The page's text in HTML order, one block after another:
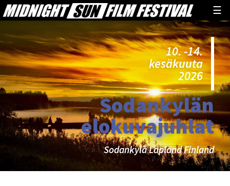
☰
10. -14.
kesäkuuta
2026
Sodankylän
elokuvajuhlat
Sodankylä Lapland Finland